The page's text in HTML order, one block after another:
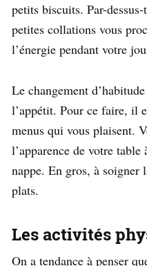
petits biscuits. Par-
petites collations vous
l’énergie pendant votre
Le changement
l’appétit. Pour ce faire, il
menus qui vous plaisent.
l’apparence de votre
nappe. En gros, à soigner
plats.
Les activités
On a tendance à penser